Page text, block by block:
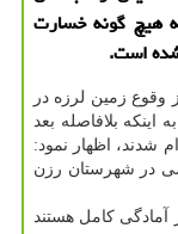
هیچ گونه خسارت
است.
۳ آبان ماه بعد از وقوع زمین لرزه در
بلافاصله بعد
شدند، اظهار نمود:
در شهرستان رزن
آمادگی کامل هستند